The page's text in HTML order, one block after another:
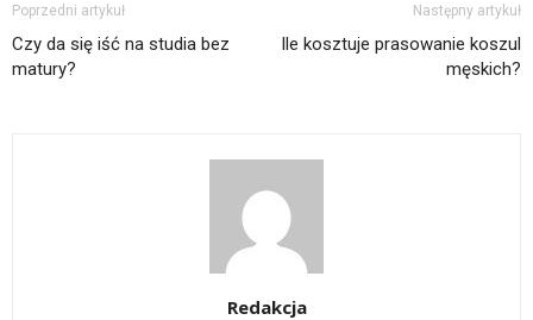
Poprzedni artykuł
Czy da się iść na studia bez
matury?
Następny artykuł
Ile kosztuje prasowanie koszul
męskich?
Redakcja